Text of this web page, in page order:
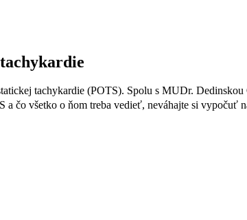
tachykardie (POTS). Spolu s MUDr. Dedinskou
a čo všetko o ňom treba vedieť, neváhajte si vypočuť